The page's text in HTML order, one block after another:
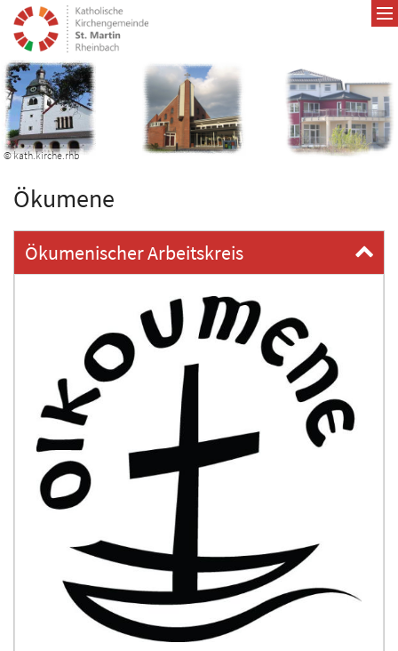
Zum Inhalt springen
© kath.kirche.rhb
Ökumene
Ökumenischer Arbeitskreis